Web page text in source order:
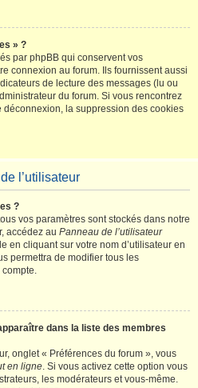
» ?
par phpBB qui conservent vos
connexion au forum. Ils fournissent aussi
de lecture des messages (lu ou
du forum. Si vous rencontrez
la suppression des cookies
l’utilisateur
?
vos paramètres sont stockés dans notre
accédez au Panneau de l’utilisateur
en cliquant sur votre nom d’utilisateur en
permettra de modifier tous les
dans la liste des membres
onglet « Préférences du forum », vous
en ligne. Si vous activez cette option vous
les modérateurs et vous-même.